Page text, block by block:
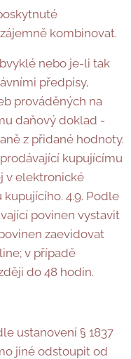
kombinovat.
nebo je-li tak
předpisy,
prováděných na
daňový doklad -
z přidané hodnoty.
kupujícímu
v elektronické
4.9. Podle
povinen vystavit
zaevidovat
v případě
do 48 hodin.
ustanovení § 1837
jiné odstoupit od